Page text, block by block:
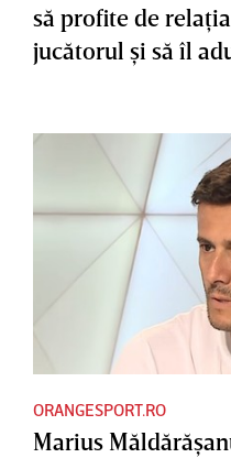
să profite de
jucătorul şi să îl
ORANGESPORT.RO
Marius